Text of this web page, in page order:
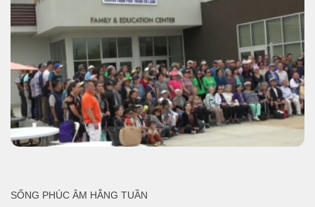
SỐNG PHÚC ÂM HẰNG TUẦN